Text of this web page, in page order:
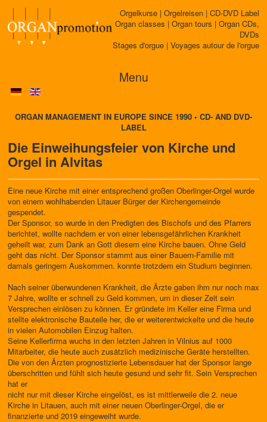
Orgelkurse | Orgelreisen | CD-DVD Label
Organ classes | Organ tours | Organ CDs,
DVDs
Stages d'orgue | Voyages autour de l'orgue
Menu
ORGAN MANAGEMENT IN EUROPE SINCE 1990 • CD- AND DVD-
LABEL
Die Einweihungsfeier von Kirche und
Orgel in Alvitas
Eine neue Kirche mit einer entsprechend großen Oberlinger-Orgel wurde
von einem wohlhabenden Litauer Bürger der Kirchengemeinde
gespendet.
Der Sponsor, so wurde in den Predigten des Bischofs und des Pfarrers
berichtet, wollte nachdem er von einer lebensgefährlichen Krankheit
geheilt war, zum Dank an Gott diesem eine Kirche bauen. Ohne Geld
geht das nicht. Der Sponsor stammt aus einer Bauern-Familie mit
damals geringem Auskommen. konnte trotzdem ein Studium beginnen.
Nach seiner überwundenen Krankheit, die Ärzte gaben ihm nur noch max
7 Jahre, wollte er schnell zu Geld kommen, um in dieser Zeit sein
Versprechen einlösen zu können. Er gründete im Keller eine Firma und
stellte elektronische Bauteile her, die er weiterentwickelte und die heute
in vielen Automobilen Einzug halten.
Seine Kellerfirma wuchs in den letzten Jahren in Vilnius auf 1000
Mitarbeiter, die heute auch zusätzlich medizinische Geräte herstellten.
Die von den Ärzten prognostizierte Lebensdauer hat der Sponsor lange
überschritten und fühlt sich heute gesund und sehr fit. Sein Versprechen
hat er
nicht nur mit dieser Kirche eingelöst, es ist mittlerweile die 2. neue
Kirche in Litauen, auch mit einer neuen Oberlinger-Orgel, die er
finanzierte und 2019 eingeweiht wurde.